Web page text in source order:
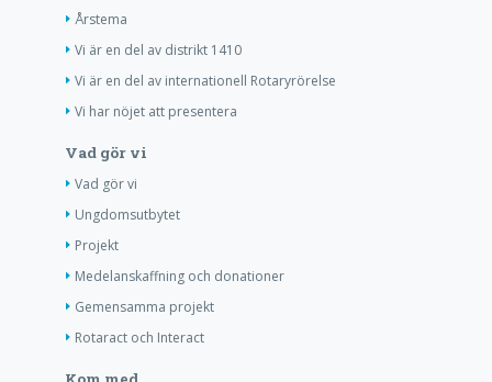
Årstema
Vi är en del av distrikt 1410
Vi är en del av internationell Rotaryrörelse
Vi har nöjet att presentera
Vad gör vi
Vad gör vi
Ungdomsutbytet
Projekt
Medelanskaffning och donationer
Gemensamma projekt
Rotaract och Interact